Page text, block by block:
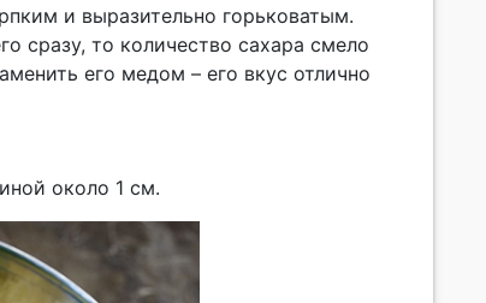
и выразительно горьковатым.
сразу, то количество сахара смело
его медом – его вкус отлично
около 1 см.